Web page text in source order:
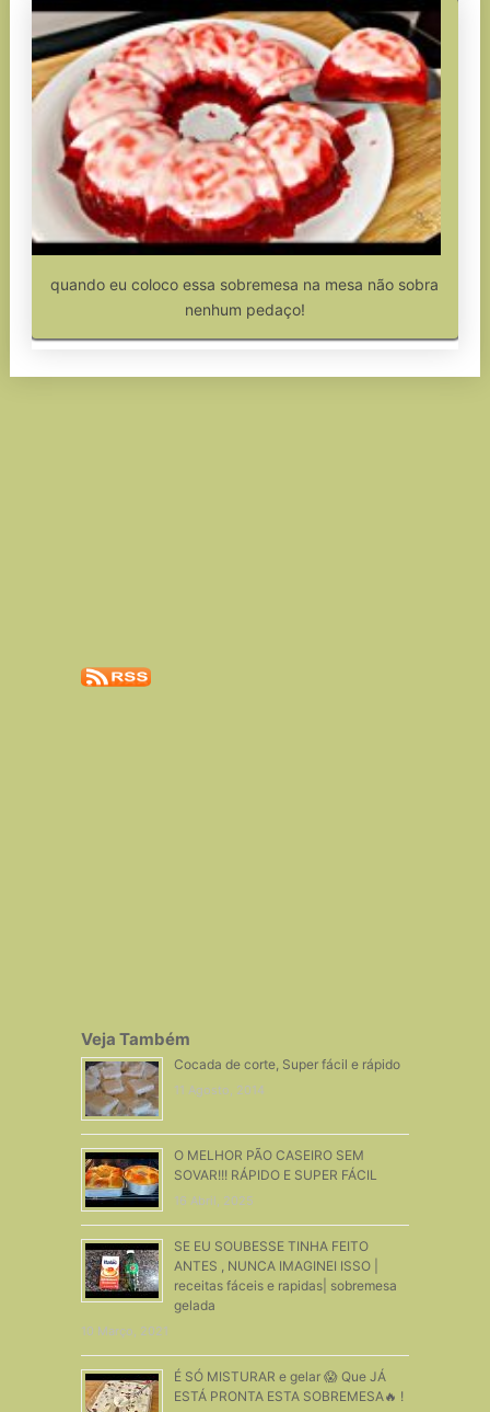
quando eu coloco essa sobremesa na mesa não sobra
nenhum pedaço!
Veja Também
Cocada de corte, Super fácil e rápido
11 Agosto, 2014
O MELHOR PÃO CASEIRO SEM
SOVAR!!! RÁPIDO E SUPER FÁCIL
16 Abril, 2025
SE EU SOUBESSE TINHA FEITO
ANTES , NUNCA IMAGINEI ISSO |
receitas fáceis e rapidas| sobremesa
gelada
10 Março, 2021
É SÓ MISTURAR e gelar 😱 Que JÁ
ESTÁ PRONTA ESTA SOBREMESA🔥 !